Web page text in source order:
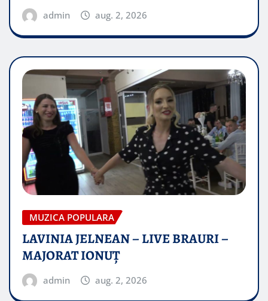
admin aug. 2, 2026
MUZICA POPULARA
LAVINIA JELNEAN – LIVE BRAURI –
MAJORAT IONUŢ
admin aug. 2, 2026